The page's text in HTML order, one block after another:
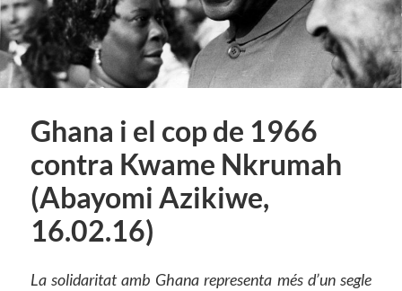
Ghana i el cop de 1966
contra Kwame Nkrumah
(Abayomi Azikiwe,
16.02.16)
La solidaritat amb Ghana representa més d’un segle